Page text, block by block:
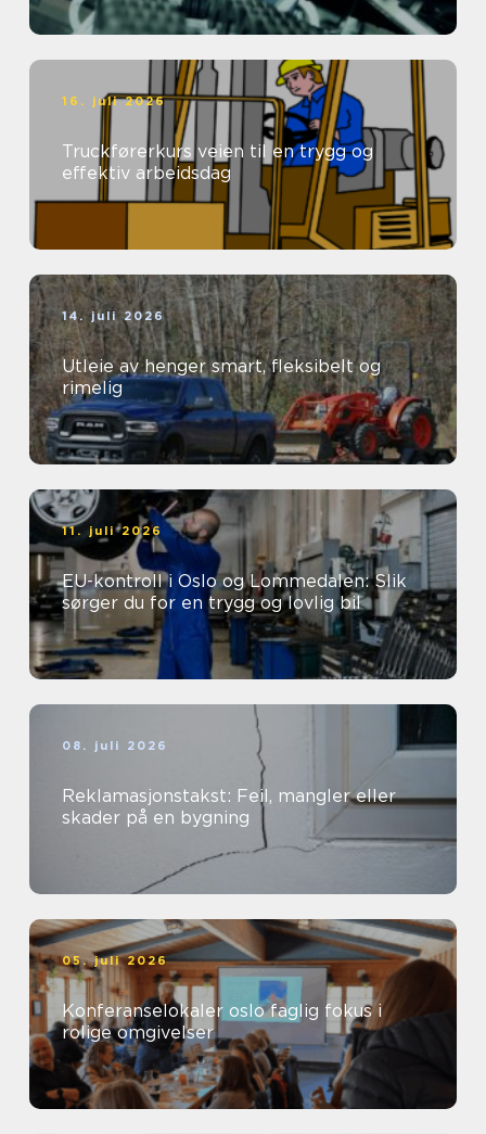
16. juli 2026
Truckførerkurs veien til en trygg og
effektiv arbeidsdag
14. juli 2026
Utleie av henger smart, fleksibelt og
rimelig
11. juli 2026
EU-kontroll i Oslo og Lommedalen: Slik
sørger du for en trygg og lovlig bil
08. juli 2026
Reklamasjonstakst: Feil, mangler eller
skader på en bygning
05. juli 2026
Konferanselokaler oslo faglig fokus i
rolige omgivelser